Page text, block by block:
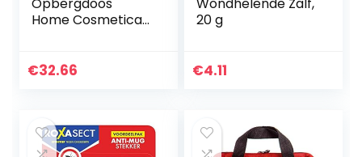
Opbergdoos
Home Cosmetica
Organizer
€32.66
Wondhelende Zalf,
20 g
€4.11